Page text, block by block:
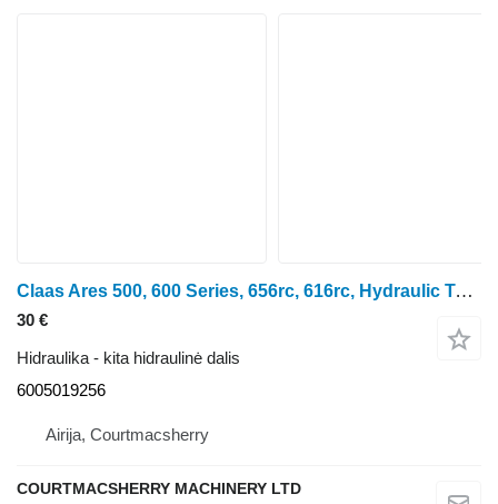
Claas Ares 500, 600 Series, 656rc, 616rc, Hydraulic Tube 6005019256
30 €
Hidraulika - kita hidraulinė dalis
6005019256
Airija, Courtmacsherry
COURTMACSHERRY MACHINERY LTD